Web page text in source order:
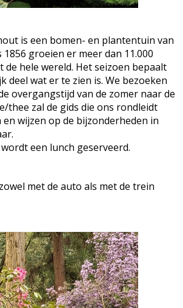
is een bomen- en plantentuin van
1856 groeien er meer dan 11.000
hele wereld. Het seizoen bepaalt
deel wat er te zien is. We bezoeken
overgangstijd van de zomer naar de
thee zal de gids die ons rondleidt
wijzen op de bijzonderheden in
een lunch geserveerd.
met de auto als met de trein